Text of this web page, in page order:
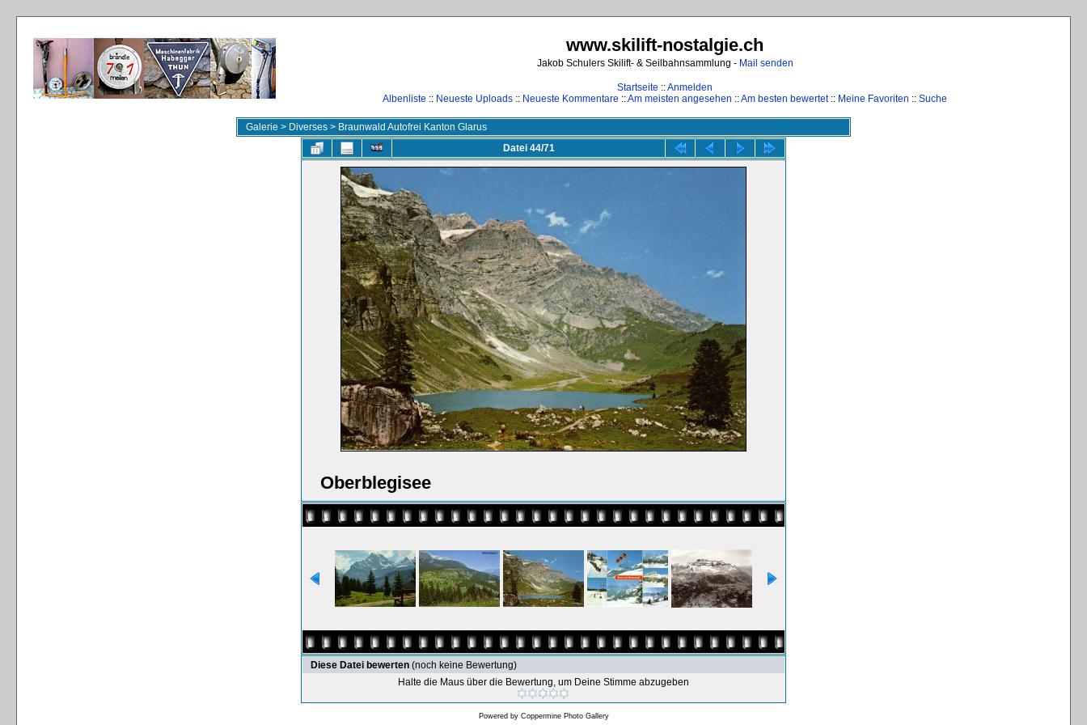
www.skilift-nostalgie.ch
Jakob Schulers Skilift- & Seilbahnsammlung - Mail senden
Startseite ::Anmelden
Albenliste :: Neueste Uploads :: Neueste Kommentare ::Am meisten angesehen ::Am besten bewertet:: Meine Favoriten :: Suche
Galerie > Diverses > Braunwald Autofrei Kanton Glarus
Datei 44/71
Oberblegisee
Diese Datei bewerten (noch keine Bewertung)
Halte die Maus über die Bewertung, um Deine Stimme abzugeben
Powered by Coppermine Photo Gallery